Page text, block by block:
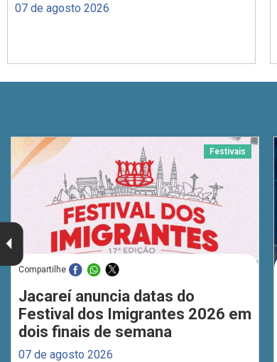
07 de agosto 2026
Festivais
Compartilhe
Jacareí anuncia datas do
Festival dos Imigrantes 2026 em
dois finais de semana
07 de agosto 2026